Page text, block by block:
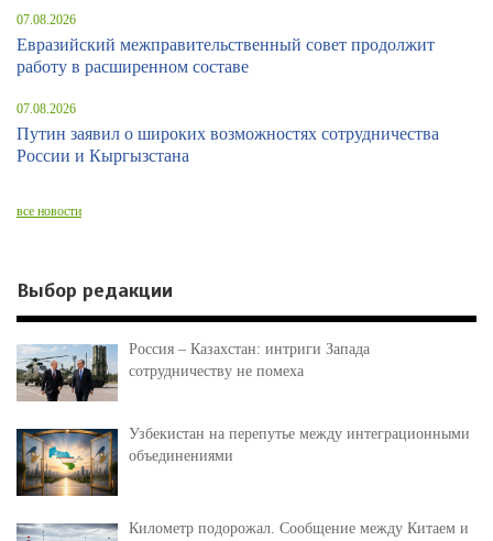
07.08.2026
Евразийский межправительственный совет продолжит
работу в расширенном составе
07.08.2026
Путин заявил о широких возможностях сотрудничества
России и Кыргызстана
все новости
Выбор редакции
Россия – Казахстан: интриги Запада
сотрудничеству не помеха
Узбекистан на перепутье между интеграционными
объединениями
Километр подорожал. Сообщение между Китаем и